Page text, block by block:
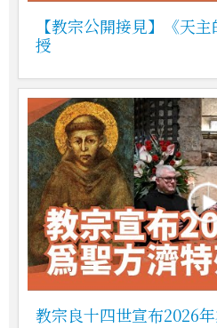
【教宗公開接見】《天
授
教宗良十四世宣布2026